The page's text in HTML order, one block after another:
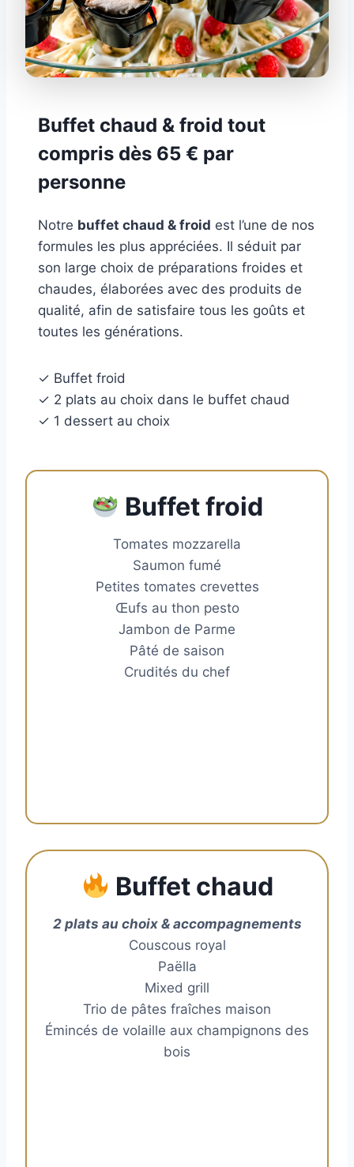
Buffet chaud & froid tout
compris dès 65 € par
personne
Notre buffet chaud & froid est l’une de nos
formules les plus appréciées. Il séduit par
son large choix de préparations froides et
chaudes, élaborées avec des produits de
qualité, afin de satisfaire tous les goûts et
toutes les générations.
✓ Buffet froid
✓ 2 plats au choix dans le buffet chaud
✓ 1 dessert au choix
Buffet froid
Tomates mozzarella
Saumon fumé
Petites tomates crevettes
Œufs au thon pesto
Jambon de Parme
Pâté de saison
Crudités du chef
Buffet chaud
2 plats au choix & accompagnements
Couscous royal
Paëlla
Mixed grill
Trio de pâtes fraîches maison
Émincés de volaille aux champignons des
bois